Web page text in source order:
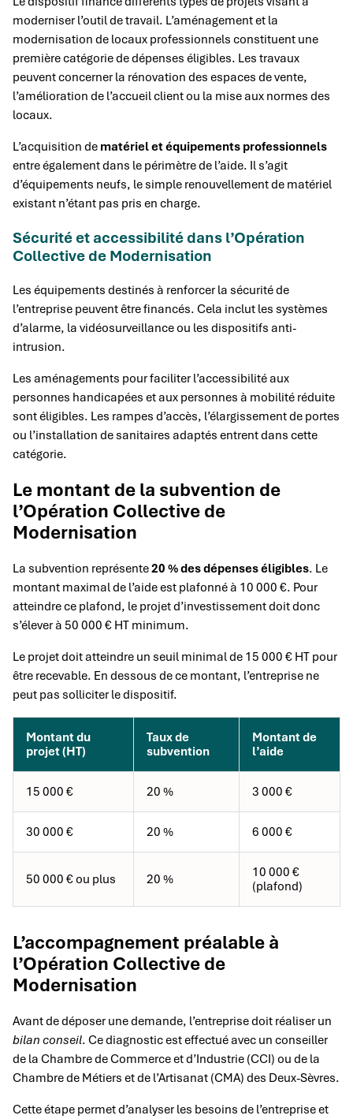
moderniser l’outil de travail. L’aménagement et la
modernisation de locaux professionnels constituent une
première catégorie de dépenses éligibles. Les travaux
peuvent concerner la rénovation des espaces de vente,
l’amélioration de l’accueil client ou la mise aux normes des
locaux.
L’acquisition de matériel et équipements professionnels
entre également dans le périmètre de l’aide. Il s’agit
d’équipements neufs, le simple renouvellement de matériel
existant n’étant pas pris en charge.
Sécurité et accessibilité dans l’Opération
Collective de Modernisation
Les équipements destinés à renforcer la sécurité de
l’entreprise peuvent être financés. Cela inclut les systèmes
d’alarme, la vidéosurveillance ou les dispositifs anti-
intrusion.
Les aménagements pour faciliter l’accessibilité aux
personnes handicapées et aux personnes à mobilité réduite
sont éligibles. Les rampes d’accès, l’élargissement de portes
ou l’installation de sanitaires adaptés entrent dans cette
catégorie.
Le montant de la subvention de
l’Opération Collective de
Modernisation
La subvention représente20 % des dépenses éligibles. Le
montant maximal de l’aide est plafonné à 10 000 €. Pour
atteindre ce plafond, le projet d’investissement doit donc
s’élever à 50 000 € HT minimum.
Le projet doit atteindre un seuil minimal de 15 000 € HT pour
être recevable. En dessous de ce montant, l’entreprise ne
peut pas solliciter le dispositif.
Montant du
projet (HT)
Taux de
subvention
Montant de
l’aide
15 000 € 20 % 3 000 €
30 000 € 20 % 6 000 €
50 000 € ou plus 20 %
10 000 €
(plafond)
L’accompagnement préalable à
l’Opération Collective de
Modernisation
Avant de déposer une demande, l’entreprise doit réaliser un
bilan conseil. Ce diagnostic est effectué avec un conseiller
de la Chambre de Commerce et d’Industrie (CCI) ou de la
Chambre de Métiers et de l’Artisanat (CMA) des Deux-Sèvres.
Cette étape permet d’analyser les besoins de l’entreprise et